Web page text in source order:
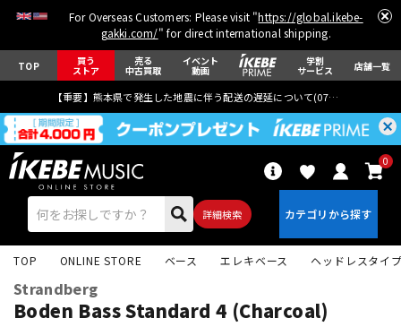
For Overseas Customers: Please visit "https://global.ikebe-
gakki.com/" for direct international shipping.
TOP 買う
ストア
売る
中古買取
イベント
動画
学割
サービス 店舗一覧
【重要】熊本県で発生した地震に伴う配送の遅延について(07月29日
詳細検索
0
TOP ONLINE STORE ベース エレキベース ヘッドレスタイ
Strandberg
Boden Bass Standard 4 (Charcoal)